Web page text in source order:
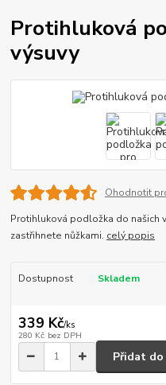
Protihluková
výsuvy
Ohodnotit
Protihluková podložka do našich
zastřihnete nůžkami. celý popis
Dostupnost Skladem
339 Kč/ks
280 Kč bez DPH
Přidat do